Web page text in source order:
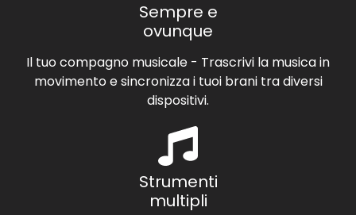
Sempre e
ovunque
Il tuo compagno musicale - Trascrivi la musica in
movimento e sincronizza i tuoi brani tra diversi
dispositivi.
Strumenti
multipli